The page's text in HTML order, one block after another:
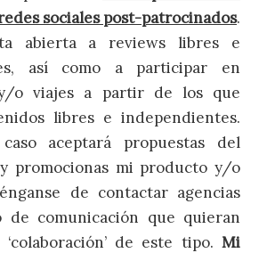
sociales post-patrocinados.
abierta a reviews libres e
así como a participar en
y/o viajes a partir de los que
libres e independientes.
aceptará propuestas del
promocionas mi producto y/o
de contactar agencias
de comunicación que quieran
de este tipo. Mi